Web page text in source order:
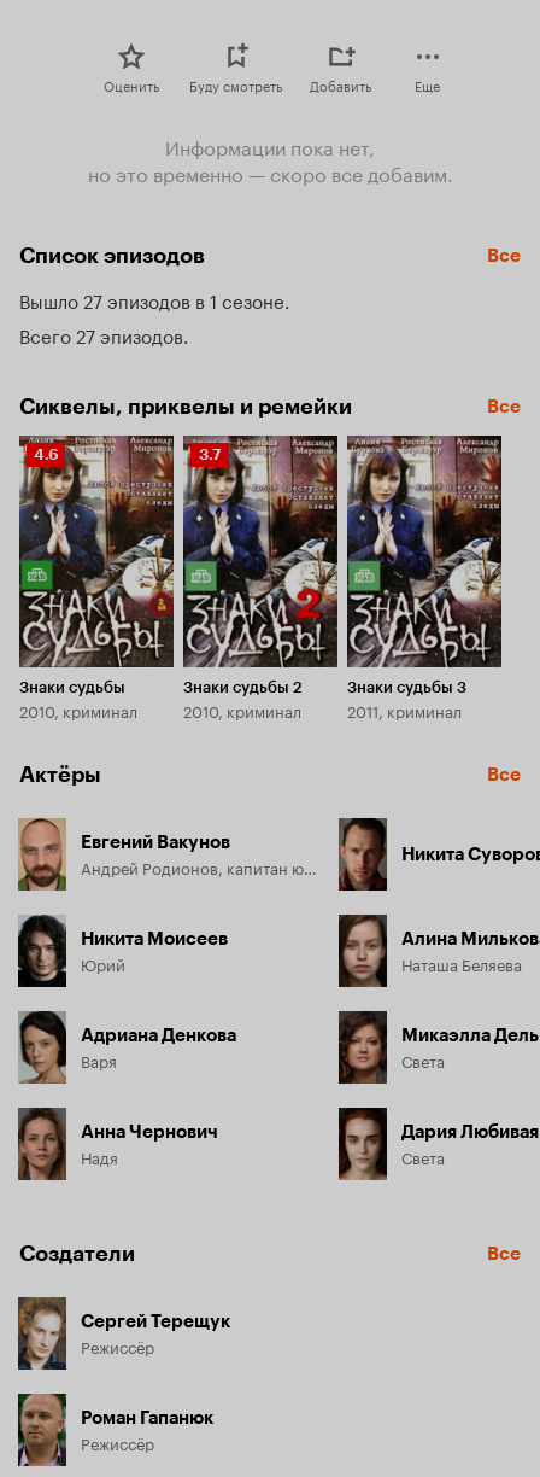
Оценить Буду смотреть Добавить Еще
Информации пока нет,
но это временно — скоро все добавим.
Список эпизодов Все
Вышло 27 эпизодов в 1 сезоне
Всего 27 эпизодов
Сиквелы, приквелы и ремейки Все
Рейтинг
Кинопоиска
4.6
4.6
Знаки судьбы
2010, криминал
Рейтинг
Кинопоиска
3.7
3.7
Знаки судьбы 2
2010, криминал
Знаки судьбы 3
2011, криминал
Актёры Все
Евгений Вакунов
Андрей Родионов, капитан юстиции
Никита Моисеев
Юрий
Адриана Денкова
Варя
Анна Чернович
Надя
Никита
Алина
Наташа Беляева
Микаэлла Дель
Света
Дария Любивая
Света
Создатели Все
Сергей Терещук
Режиссёр
Роман Гапанюк
Режиссёр